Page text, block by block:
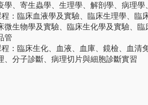
學、寄生蟲學、生理學、解剖學、病理學
：臨床血液學及實驗、臨床生理學、臨
微生物學及實驗、臨床生化學及實驗、臨
管
：臨床生化、血液、血庫、鏡檢、血清
、分子診斷、病理切片與細胞診斷實習